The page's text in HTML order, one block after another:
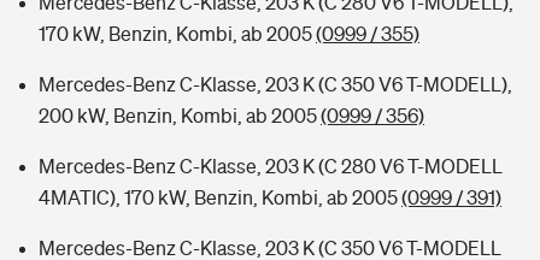
170 kW, Benzin, Kombi, ab 2005(0999 / 355)
Mercedes-Benz C-Klasse, 203 K (C 350 V6 T-MODELL),
200 kW, Benzin, Kombi, ab 2005(0999 / 356)
Mercedes-Benz C-Klasse, 203 K (C 280 V6 T-MODELL
4MATIC), 170 kW, Benzin, Kombi, ab 2005(0999 / 391)
Mercedes-Benz C-Klasse, 203 K (C 350 V6 T-MODELL